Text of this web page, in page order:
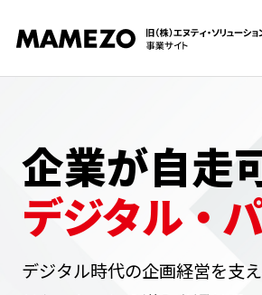
サービス
Dynamics 365 CE 導入支援
企業情報
企業が自走
デジタル・
デジタル時代の企画経営を支